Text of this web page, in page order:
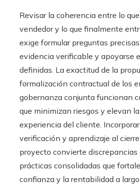
Revisar la coherencia entre lo
vendedor y lo que finalmente
exige formular preguntas
evidencia verificable y apoyarse
definidas. La exactitud de la
formalización contractual de los
gobernanza conjunta funcionan
que minimizan riesgos y elevan
experiencia del cliente.
verificación y aprendizaje al
proyecto convierte discrepancias
prácticas consolidadas que
confianza y la rentabilidad a largo